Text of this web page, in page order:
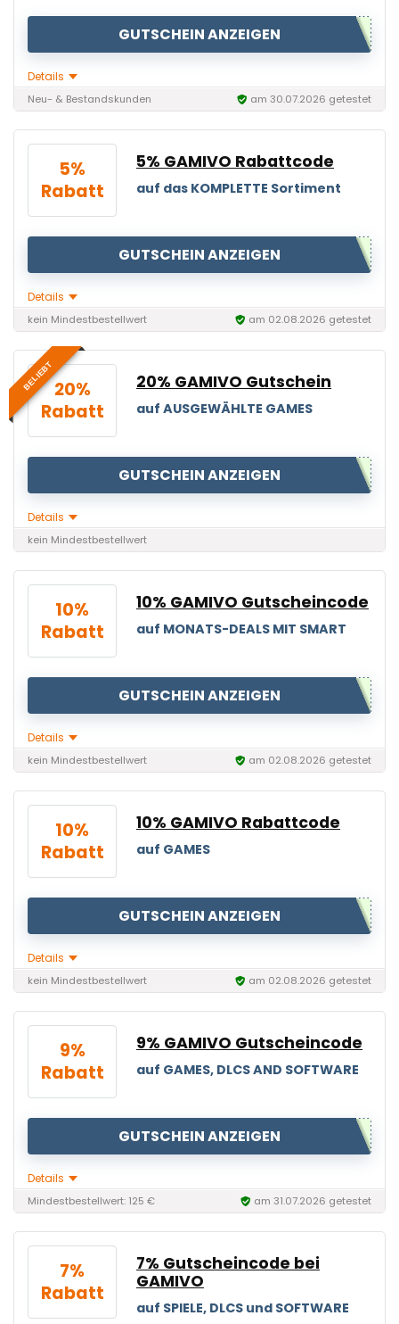
GUTSCHEIN ANZEIGEN
Details
Neu- & Bestandskunden am 30.07.2026 getestet
5%
Rabatt
5% GAMIVO Rabattcode
auf das KOMPLETTE Sortiment
GUTSCHEIN ANZEIGEN
Details
kein Mindestbestellwert am 02.08.2026 getestet
BELIEBT20%
Rabatt
20% GAMIVO Gutschein
auf AUSGEWÄHLTE GAMES
GUTSCHEIN ANZEIGEN
Details
kein Mindestbestellwert
10%
Rabatt
10% GAMIVO Gutscheincode
auf MONATS-DEALS MIT SMART
GUTSCHEIN ANZEIGEN
Details
kein Mindestbestellwert am 02.08.2026 getestet
10%
Rabatt
10% GAMIVO Rabattcode
auf GAMES
GUTSCHEIN ANZEIGEN
Details
kein Mindestbestellwert am 02.08.2026 getestet
9%
Rabatt
9% GAMIVO Gutscheincode
auf GAMES, DLCS AND SOFTWARE
GUTSCHEIN ANZEIGEN
Details
Mindestbestellwert: 125 € am 31.07.2026 getestet
7%
Rabatt
7% Gutscheincode bei
GAMIVO
auf SPIELE, DLCS und SOFTWARE